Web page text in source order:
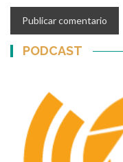
PODCAST